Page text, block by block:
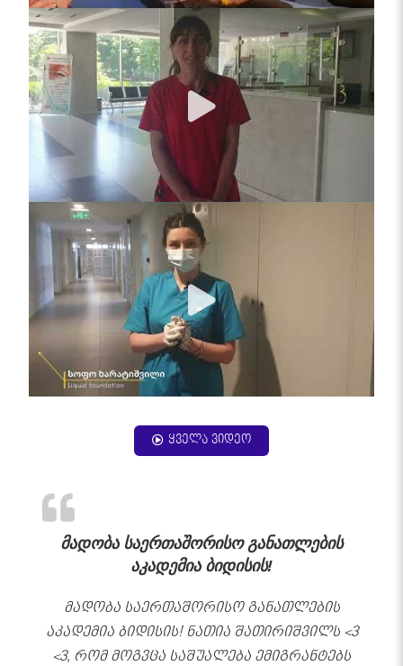
ყველა ვიდეო
მადობა საერთაშორისო განათლების
აკადემია ბიდისის!
მადობა საერთაშორისო განათლების
აკადემია ბიდისის! ნათია შათირიშვილს <3
<3, რომ მოგვცა საშუალება ემიგრანტებს